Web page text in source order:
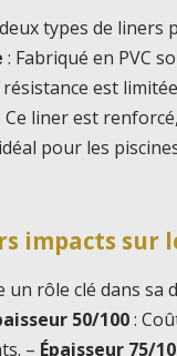
types de liners
: Fabriqué en PVC
est
Ce liner est
pour les
impacts sur
un rôle clé dans
50/100:
– Épaisseur 75/